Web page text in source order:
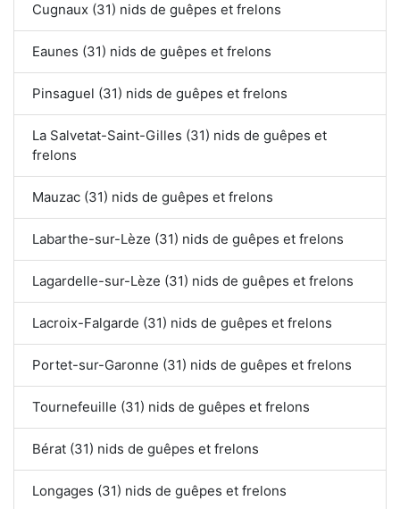
Cugnaux (31) nids de guêpes et frelons
Eaunes (31) nids de guêpes et frelons
Pinsaguel (31) nids de guêpes et frelons
La Salvetat-Saint-Gilles (31) nids de guêpes et
frelons
Mauzac (31) nids de guêpes et frelons
Labarthe-sur-Lèze (31) nids de guêpes et frelons
Lagardelle-sur-Lèze (31) nids de guêpes et frelons
Lacroix-Falgarde (31) nids de guêpes et frelons
Portet-sur-Garonne (31) nids de guêpes et frelons
Tournefeuille (31) nids de guêpes et frelons
Bérat (31) nids de guêpes et frelons
Longages (31) nids de guêpes et frelons